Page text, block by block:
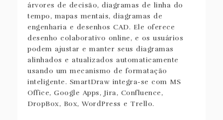
árvores de decisão, diagramas de linha do
tempo, mapas mentais, diagramas de
engenharia e desenhos CAD. Ele oferece
desenho colaborativo online, e os usuários
podem ajustar e manter seus diagramas
alinhados e atualizados automaticamente
usando um mecanismo de formatação
inteligente. SmartDraw integra-se com MS
Office, Google Apps, Jira, Confluence,
DropBox, Box, WordPress e Trello.